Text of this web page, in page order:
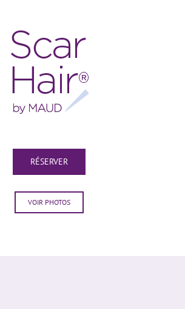
RÉSERVER
VOIR PHOTOS